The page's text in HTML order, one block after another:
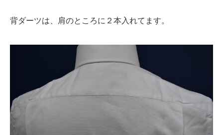
背ダーツは、肩のところに２本入れてます。